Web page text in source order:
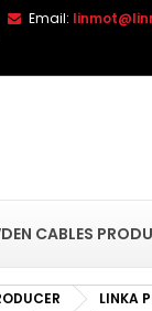
Email:
CABLES
LINKA